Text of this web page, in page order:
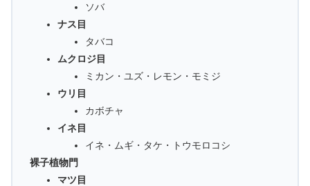
ソバ
ナス目
タバコ
ムクロジ目
ミカン・ユズ・レモン・モミジ
ウリ目
カボチャ
イネ目
イネ・ムギ・タケ・トウモロコシ
裸子植物門
マツ目